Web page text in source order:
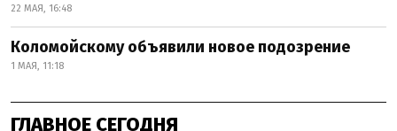
22 МАЯ, 16:48
Коломойскому объявили новое подозрение
1 МАЯ, 11:18
ГЛАВНОЕ СЕГОДНЯ